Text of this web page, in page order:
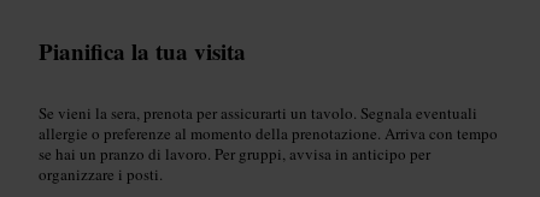
Pianifica la tua visita
Se vieni la sera, prenota per assicurarti un tavolo. Segnala eventuali
allergie o preferenze al momento della prenotazione. Arriva con tempo
se hai un pranzo di lavoro. Per gruppi, avvisa in anticipo per
organizzare i posti.